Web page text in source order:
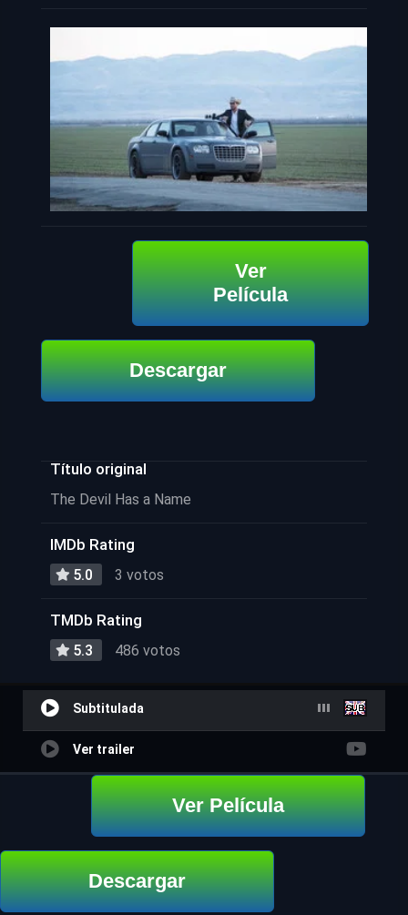
Ver
Película
Descargar
Título original
The Devil Has a Name
IMDb Rating
5.0 3 votos
TMDb Rating
5.3 486 votos
Subtitulada
Ver trailer
Ver Película
Descargar